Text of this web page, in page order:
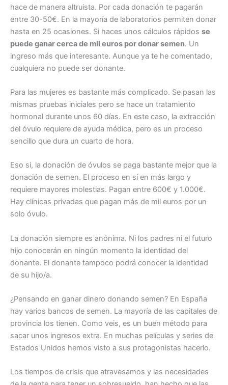
hace de manera altruista. Por cada donación te pagarán
entre 30-50€. En la mayoría de laboratorios permiten donar
hasta en 25 ocasiones. Si haces unos cálculos rápidos se
puede ganar cerca de mil euros por donar semen. Un
ingreso más que interesante. Aunque ya te he comentado,
cualquiera no puede ser donante.
Para las mujeres es bastante más complicado. Se pasan las
mismas pruebas iniciales pero se hace un tratamiento
hormonal durante unos 60 días. En este caso, la extracción
del óvulo requiere de ayuda médica, pero es un proceso
sencillo que dura un cuarto de hora.
Eso si, la donación de óvulos se paga bastante mejor que la
donación de semen. El proceso en sí en más largo y
requiere mayores molestias. Pagan entre 600€ y 1.000€.
Hay clínicas privadas que pagan más de mil euros por un
solo óvulo.
La donación siempre es anónima. Ni los padres ni el futuro
hijo conocerán en ningún momento la identidad del
donante. El donante tampoco podrá conocer la identidad
de su hijo/a.
¿Pensando en ganar dinero donando semen? En España
hay varios bancos de semen. La mayoría de las capitales de
provincia los tienen. Como veis, es un buen método para
sacar unos ingresos extra. En muchas películas y series de
Estados Unidos hemos visto a sus protagonistas hacerlo.
Los tiempos de crisis que atravesamos y las necesidades